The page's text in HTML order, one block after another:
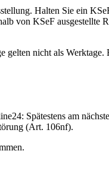
Halten Sie ein
von KSeF ausgestellte
gelten nicht als
Spätestens am
(Art. 106nf).